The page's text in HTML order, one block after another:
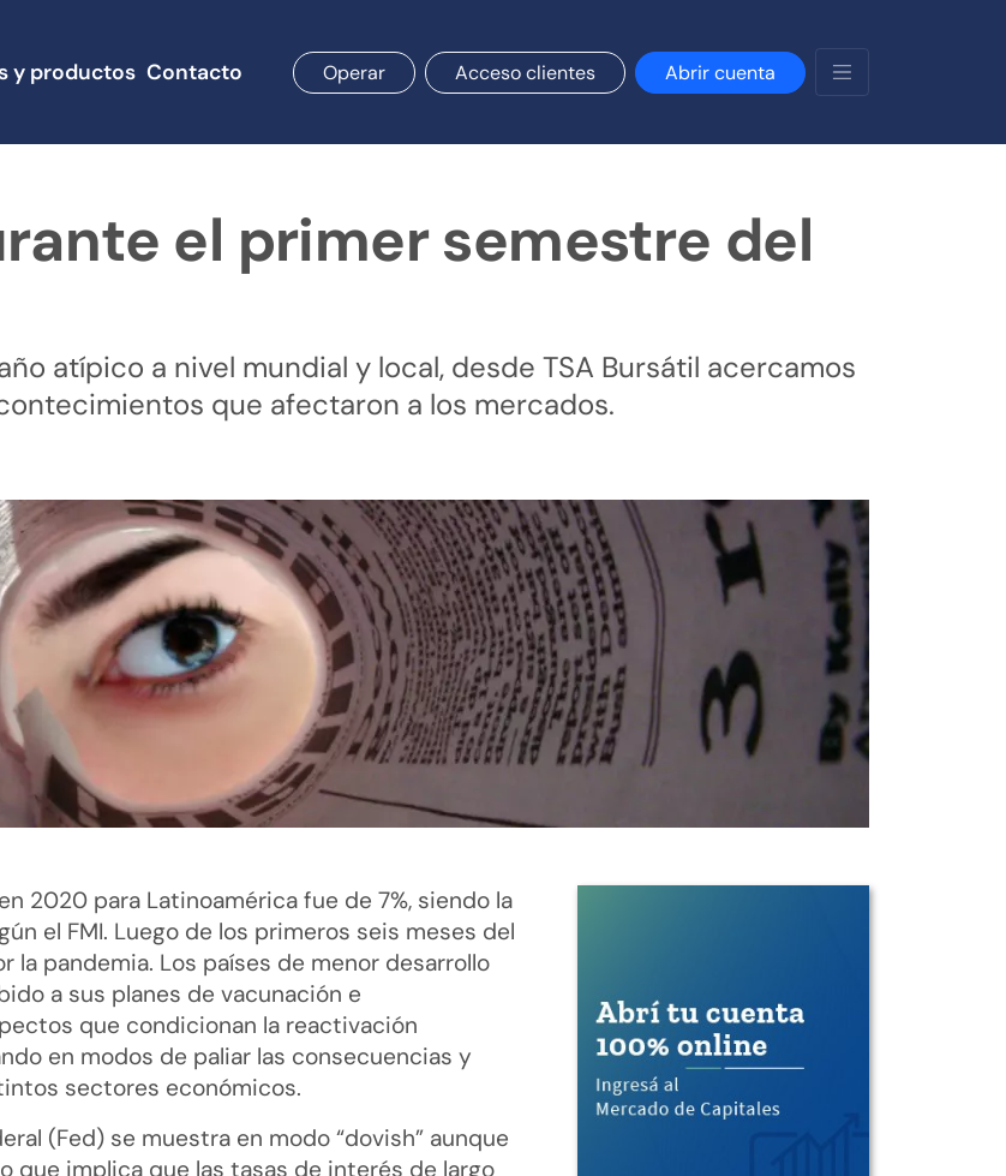
y productos Contacto Operar Acceso clientes Abrir cuenta
el primer semestre del
atípico a nivel mundial y local, desde TSA Bursátil acercamos
que afectaron a los mercados.
2020 para Latinoamérica fue de 7%, siendo la
el FMI. Luego de los primeros seis meses del
la pandemia. Los países de menor desarrollo
a sus planes de vacunación e
que condicionan la reactivación
en modos de paliar las consecuencias y
sectores económicos.
(Fed) se muestra en modo “dovish” aunque
que implica que las tasas de interés de largo